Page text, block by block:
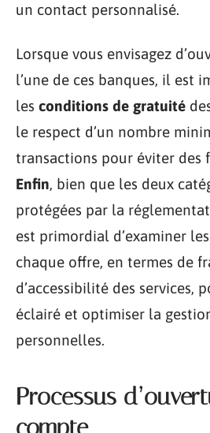
un contact personnalisé.
Lorsque vous envisagez
l’une de ces banques, il est
les conditions de gratuité
le respect d’un nombre
transactions pour éviter des
Enfin, bien que les deux
protégées par la
est primordial d’examiner
chaque offre, en termes de
d’accessibilité des services,
éclairé et optimiser la
personnelles.
Processus
compte